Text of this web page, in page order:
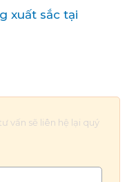
xuất sắc tại
vấn sẽ liên hệ lại quý